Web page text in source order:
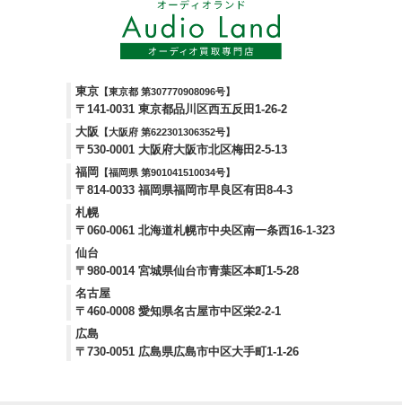
東京 【東京都 第307770908096号】
〒141-0031 東京都品川区西五反田1-26-2
大阪
【大阪府 第622301306352号】
〒530-0001 大阪府大阪市北区梅田2-5-13
福岡
【福岡県 第901041510034号】
〒814-0033 福岡県福岡市早良区有田8-4-3
札幌
〒060-0061 北海道札幌市中央区南一条西16-1-323
仙台
〒980-0014 宮城県仙台市青葉区本町1-5-28
名古屋
〒460-0008 愛知県名古屋市中区栄2-2-1
広島
〒730-0051 広島県広島市中区大手町1-1-26